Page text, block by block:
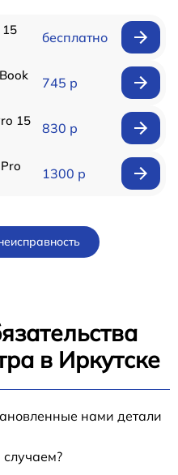
15
бесплатно
745 р
15
830 р
1300 р
в Иркутске
нами детали